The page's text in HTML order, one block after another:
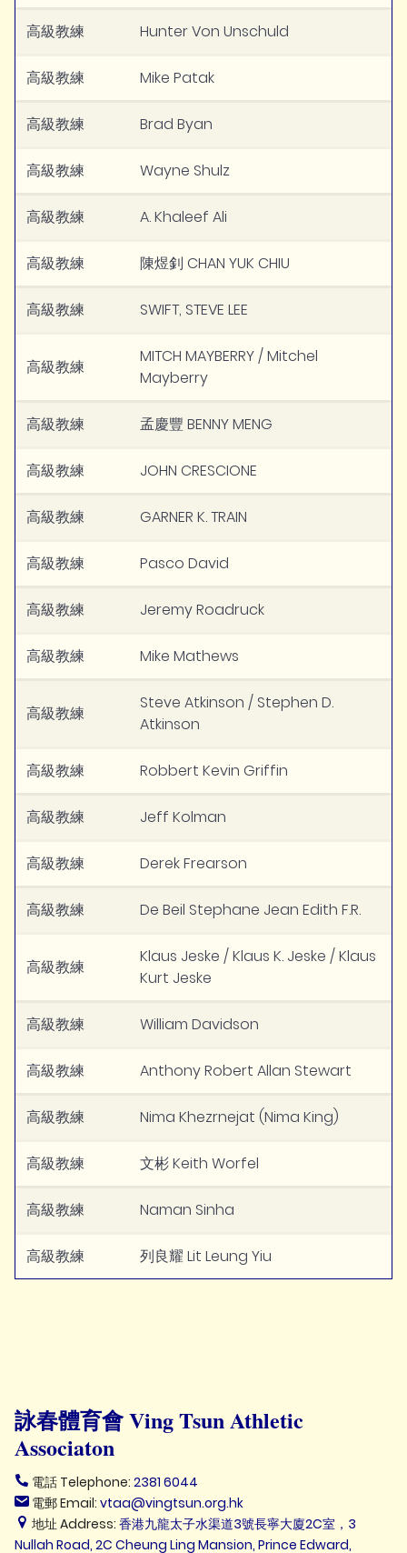
高級教練 Hunter Von Unschuld
高級教練 Mike Patak
高級教練 Brad Byan
高級教練 Wayne Shulz
高級教練 A. Khaleef Ali
高級教練 陳煜釗 CHAN YUK CHIU
高級教練 SWIFT, STEVE LEE
高級教練
MITCH MAYBERRY / Mitchel
Mayberry
高級教練 孟慶豐 BENNY MENG
高級教練 JOHN CRESCIONE
高級教練 GARNER K. TRAIN
高級教練 Pasco David
高級教練 Jeremy Roadruck
高級教練 Mike Mathews
高級教練
Steve Atkinson / Stephen D.
Atkinson
高級教練 Robbert Kevin Griffin
高級教練 Jeff Kolman
高級教練 Derek Frearson
高級教練 De Beil Stephane Jean Edith F.R.
高級教練
Klaus Jeske / Klaus K. Jeske / Klaus
Kurt Jeske
高級教練 William Davidson
高級教練 Anthony Robert Allan Stewart
高級教練 Nima Khezrnejat (Nima King)
高級教練 文彬 Keith Worfel
高級教練 Naman Sinha
高級教練 列良耀 Lit Leung Yiu
詠春體育會 Ving Tsun Athletic
Associaton
電話 Telephone: 2381 6044
電郵 Email: vtaa@vingtsun.org.hk
地址 Address: 香港九龍太子水渠道3號長寧大廈2C室，3
Nullah Road, 2C Cheung Ling Mansion, Prince Edward,